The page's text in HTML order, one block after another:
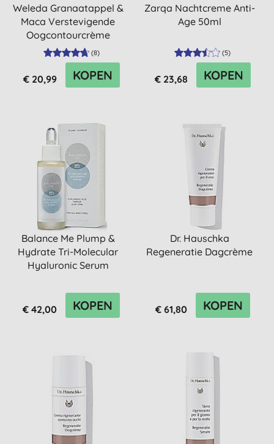
Weleda Granaatappel &
Maca Verstevigende
Oogcontourcrème
(8)
€ 20,99 KOPEN
Zarqa Nachtcreme Anti-
Age 50ml
(5)
€ 23,68 KOPEN
Balance Me Plump &
Hydrate Tri-Molecular
Hyaluronic Serum
€ 42,00 KOPEN
Dr. Hauschka
Regeneratie Dagcrème
€ 61,80 KOPEN